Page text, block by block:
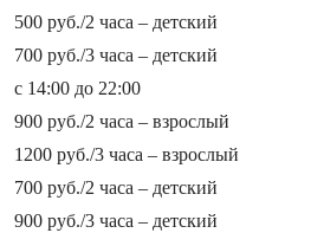
500 руб./2 часа – детский
700 руб./3 часа – детский
с 14:00 до 22:00
900 руб./2 часа – взрослый
1200 руб./3 часа – взрослый
700 руб./2 часа – детский
900 руб./3 часа – детский